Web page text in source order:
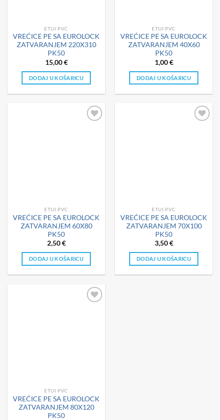
ETUI PVC
VREĆICE PE SA EUROLOCK
ZATVARANJEM 220X310
PK50
15,00€
DODAJ U KOŠARICU
ETUI PVC
VREĆICE PE SA EUROLOCK
ZATVARANJEM 40X60
PK50
1,00€
DODAJ U KOŠARICU
ETUI PVC
VREĆICE PE SA EUROLOCK
ZATVARANJEM 60X80
PK50
2,50€
DODAJ U KOŠARICU
ETUI PVC
VREĆICE PE SA EUROLOCK
ZATVARANJEM 70X100
PK50
3,50€
DODAJ U KOŠARICU
ETUI PVC
VREĆICE PE SA EUROLOCK
ZATVARANJEM 80X120
PK50